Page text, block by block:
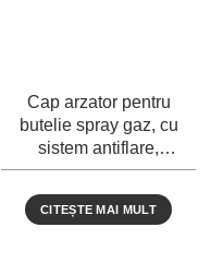
Cap arzator pentru
butelie spray gaz, cu
sistem antiflare,
aprindere piezo, plastic +
metal
CITEȘTE MAI MULT